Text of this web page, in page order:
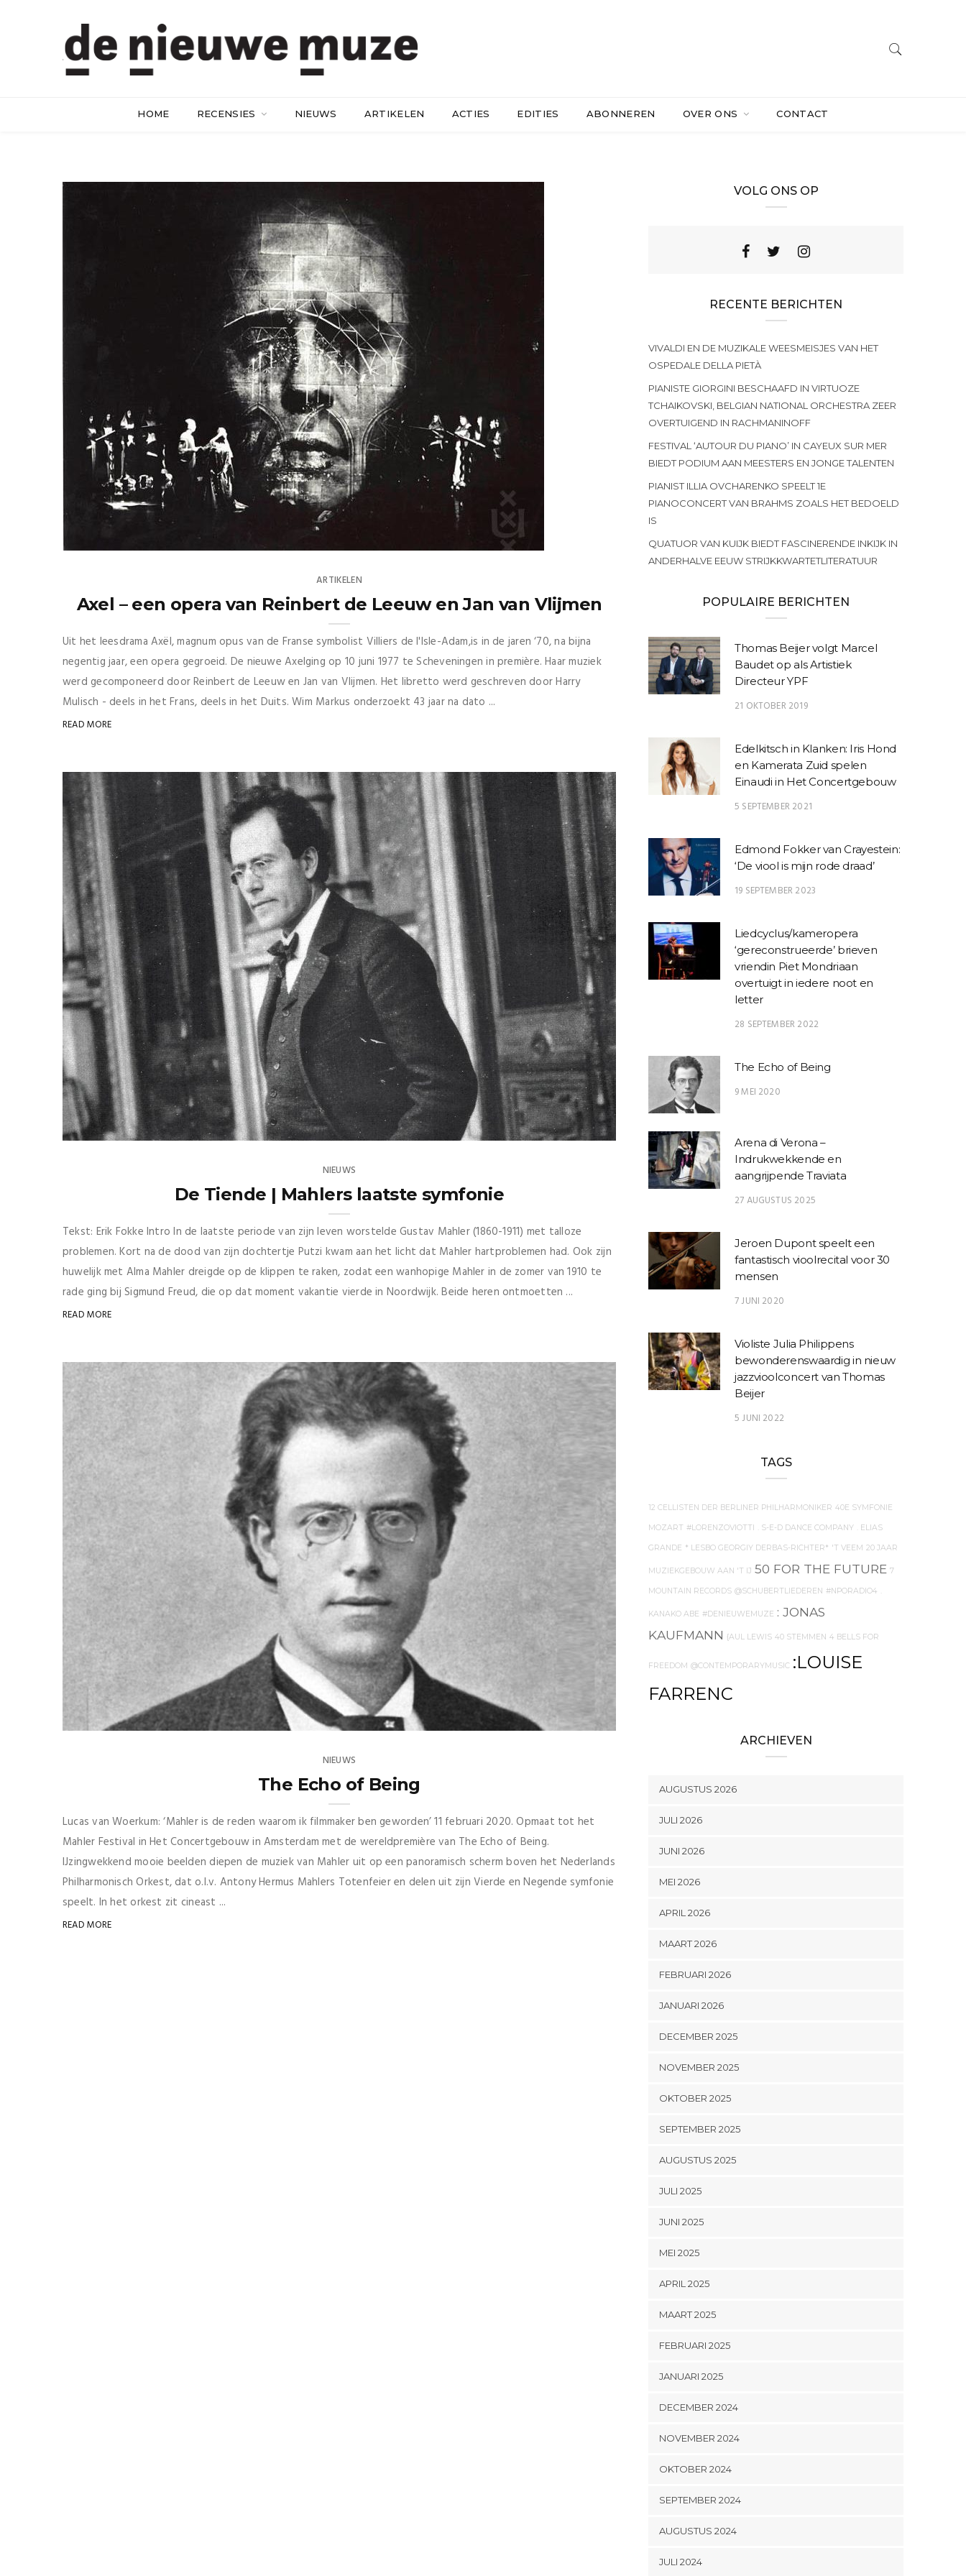
HOME RECENSIES NIEUWS ARTIKELEN ACTIES EDITIES ABONNEREN OVER ONS CONTACT
ARTIKELEN
Axel – een opera van Reinbert de Leeuw en Jan van Vlijmen
Uit het leesdrama Axël, magnum opus van de Franse symbolist Villiers de l'Isle-Adam,is in de jaren ‘70, na bijna
negentig jaar, een opera gegroeid. De nieuwe Axelging op 10 juni 1977 te Scheveningen in première. Haar muziek
werd gecomponeerd door Reinbert de Leeuw en Jan van Vlijmen. Het libretto werd geschreven door Harry
Mulisch - deels in het Frans, deels in het Duits. Wim Markus onderzoekt 43 jaar na dato ...
READ MORE
NIEUWS
De Tiende | Mahlers laatste symfonie
Tekst: Erik Fokke Intro In de laatste periode van zijn leven worstelde Gustav Mahler (1860-1911) met talloze
problemen. Kort na de dood van zijn dochtertje Putzi kwam aan het licht dat Mahler hartproblemen had. Ook zijn
huwelijk met Alma Mahler dreigde op de klippen te raken, zodat een wanhopige Mahler in de zomer van 1910 te
rade ging bij Sigmund Freud, die op dat moment vakantie vierde in Noordwijk. Beide heren ontmoetten ...
READ MORE
NIEUWS
The Echo of Being
Lucas van Woerkum: ‘Mahler is de reden waarom ik filmmaker ben geworden’ 11 februari 2020. Opmaat tot het
Mahler Festival in Het Concertgebouw in Amsterdam met de wereldpremière van The Echo of Being.
IJzingwekkend mooie beelden diepen de muziek van Mahler uit op een panoramisch scherm boven het Nederlands
Philharmonisch Orkest, dat o.l.v. Antony Hermus Mahlers Totenfeier en delen uit zijn Vierde en Negende symfonie
speelt. In het orkest zit cineast ...
READ MORE
VOLG ONS OP
RECENTE BERICHTEN
VIVALDI EN DE MUZIKALE WEESMEISJES VAN HET
OSPEDALE DELLA PIETÀ
PIANISTE GIORGINI BESCHAAFD IN VIRTUOZE
TCHAIKOVSKI, BELGIAN NATIONAL ORCHESTRA ZEER
OVERTUIGEND IN RACHMANINOFF
FESTIVAL ‘AUTOUR DU PIANO’ IN CAYEUX SUR MER
BIEDT PODIUM AAN MEESTERS EN JONGE TALENTEN
PIANIST ILLIA OVCHARENKO SPEELT 1E
PIANOCONCERT VAN BRAHMS ZOALS HET BEDOELD
IS
QUATUOR VAN KUIJK BIEDT FASCINERENDE INKIJK IN
ANDERHALVE EEUW STRIJKKWARTETLITERATUUR
POPULAIRE BERICHTEN
Thomas Beijer volgt Marcel
Baudet op als Artistiek
Directeur YPF
21 OKTOBER 2019
Edelkitsch in Klanken: Iris Hond
en Kamerata Zuid spelen
Einaudi in Het Concertgebouw
5 SEPTEMBER 2021
Edmond Fokker van Crayestein:
‘De viool is mijn rode draad’
19 SEPTEMBER 2023
Liedcyclus/kameropera
‘gereconstrueerde’ brieven
vriendin Piet Mondriaan
overtuigt in iedere noot en
letter
28 SEPTEMBER 2022
The Echo of Being
9 MEI 2020
Arena di Verona –
Indrukwekkende en
aangrijpende Traviata
27 AUGUSTUS 2025
Jeroen Dupont speelt een
fantastisch vioolrecital voor 30
mensen
7 JUNI 2020
Violiste Julia Philippens
bewonderenswaardig in nieuw
jazzvioolconcert van Thomas
Beijer
5 JUNI 2022
TAGS
12 CELLISTEN DER BERLINER PHILHARMONIKER 40E SYMFONIE
MOZART #LORENZOVIOTTI . S-E-D DANCE COMPANY . ELIAS
GRANDE * LESBO GEORGIY DERBAS-RICHTER* 'T VEEM 20 JAAR
MUZIEKGEBOUW AAN 'T IJ 50 FOR THE FUTURE 7
MOUNTAIN RECORDS @SCHUBERTLIEDEREN #NPORADIO4
KANAKO ABE #DENIEUWEMUZE : JONAS
KAUFMANN {AUL LEWIS 40 STEMMEN 4 BELLS FOR
FREEDOM @CONTEMPORARYMUSIC :LOUISE
FARRENC
ARCHIEVEN
AUGUSTUS 2026
JULI 2026
JUNI 2026
MEI 2026
APRIL 2026
MAART 2026
FEBRUARI 2026
JANUARI 2026
DECEMBER 2025
NOVEMBER 2025
OKTOBER 2025
SEPTEMBER 2025
AUGUSTUS 2025
JULI 2025
JUNI 2025
MEI 2025
APRIL 2025
MAART 2025
FEBRUARI 2025
JANUARI 2025
DECEMBER 2024
NOVEMBER 2024
OKTOBER 2024
SEPTEMBER 2024
AUGUSTUS 2024
JULI 2024